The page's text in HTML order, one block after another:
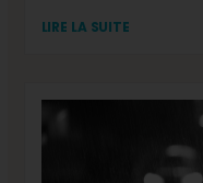
LIRE LA SUITE